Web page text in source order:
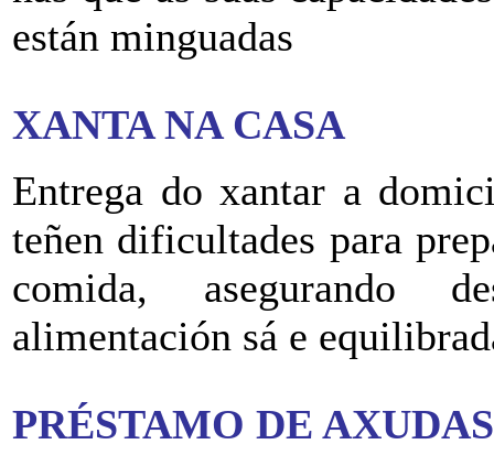
están minguadas
XANTA NA CASA
Entrega do xantar a
teñen dificultades para
comida, asegurando
alimentación sá e
PRÉSTAMO DE